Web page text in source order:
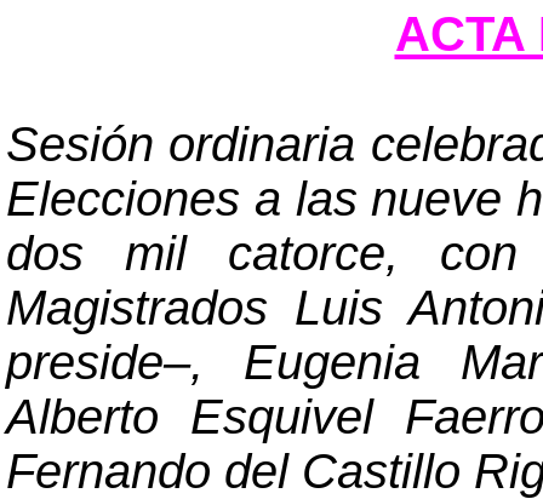
ACTA
Sesión ordinaria
Elecciones a las nueve
dos mil catorce, con
Magistrados Luis
preside–, Eugenia
Alberto Esquivel
Fernando del Castillo